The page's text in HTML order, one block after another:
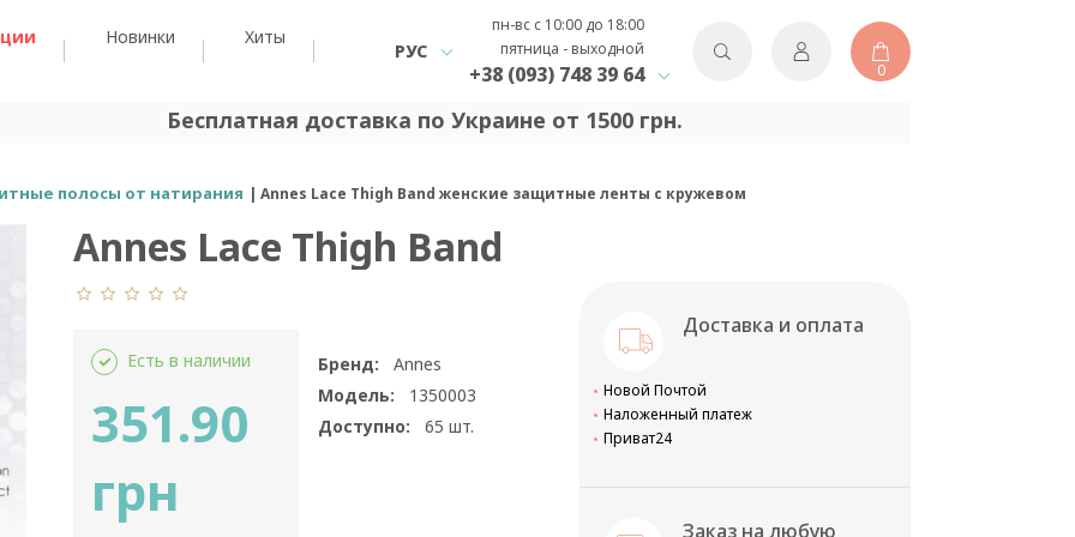
Новинки Хиты
РУС
пн-вс с 10:00 до 18:00
пятница - выходной
+38 (093) 748 39 64 0
Бесплатная доставка по Украине от 1500 грн.
полосы от натирания Annes Lace Thigh Band женские защитные ленты с кружевом
Annes Lace Thigh Band
Есть в наличии
351.90
грн
Бренд:
Annes
Модель:
1350003
Доступно:
65 шт.
Доставка и оплата
Новой Почтой
Наложенный платеж
Приват24
Заказ на любую